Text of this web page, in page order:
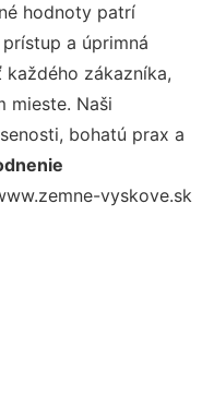
hodnoty patrí
a úprimná
každého zákazníka,
mieste. Naši
bohatú prax a
vyskove.sk